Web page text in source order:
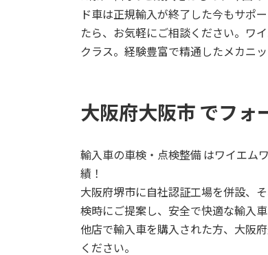
ド車は正規輸入が終了した今もサポ
たら、お気軽にご相談ください。ワ
クラス。経験豊富で精通したメカニ
大阪府大阪市 でフォ
輸入車の車検・点検整備 はワイエム
績！
大阪府堺市に自社認証工場を併設、
検時にご提案し、安全で快適な輸入
他店で輸入車を購入された方、大阪
ください。